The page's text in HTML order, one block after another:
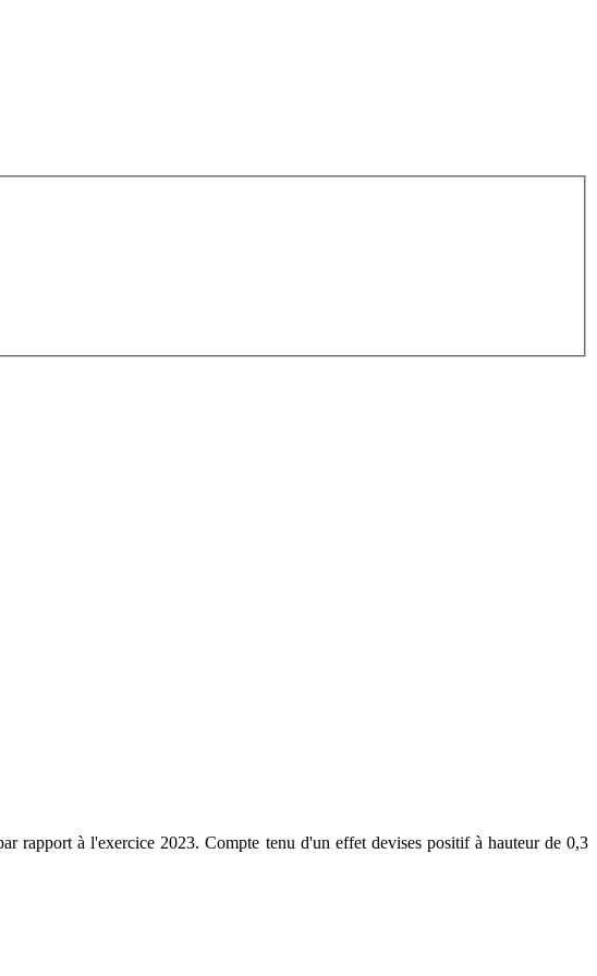
rapport à l'exercice 2023. Compte tenu d'un effet devises positif à hauteur de 0,3